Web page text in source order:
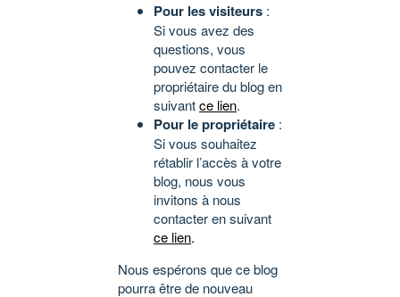
Pour les visiteurs :
Si vous avez des
questions, vous
pouvez contacter le
propriétaire du blog en
suivantce lien.
Pour le propriétaire :
Si vous souhaitez
rétablir l’accès à votre
blog, nous vous
invitons à nous
contacter en suivant
ce lien.
Nous espérons que ce blog
pourra être de nouveau